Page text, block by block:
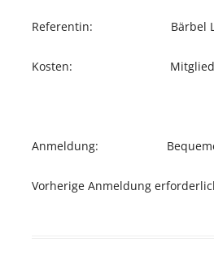
Referentin: Bärbel
Kosten: Mitglieder: 35
Anmeldung: Bequeme
Vorherige Anmeldung